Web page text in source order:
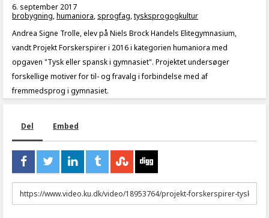
6. september 2017
brobygning,humaniora, sprogfag,tysksprogogkultur
Andrea Signe Trolle, elev på Niels Brock Handels Elitegymnasium,
vandt Projekt Forskerspirer i 2016 i kategorien humaniora med
opgaven "Tysk eller spansk i gymnasiet". Projektet undersøger
forskellige motiver for til- og fravalg i forbindelse med af
fremmedsprog i gymnasiet.
Del Embed
URL
to